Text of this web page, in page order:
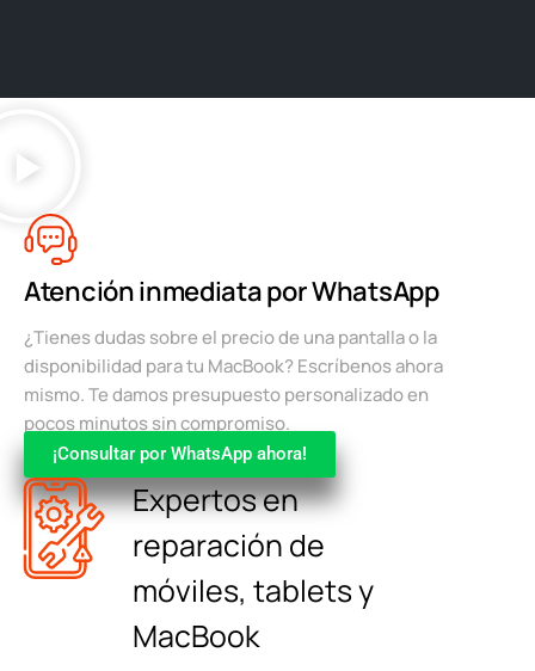
Atención inmediata por WhatsApp
¿Tienes dudas sobre el precio de una pantalla o la
disponibilidad para tu MacBook? Escríbenos ahora
mismo. Te damos presupuesto personalizado en
pocos minutos sin compromiso.
¡Consultar por WhatsApp ahora!
Expertos en
reparación de
móviles, tablets y
MacBook